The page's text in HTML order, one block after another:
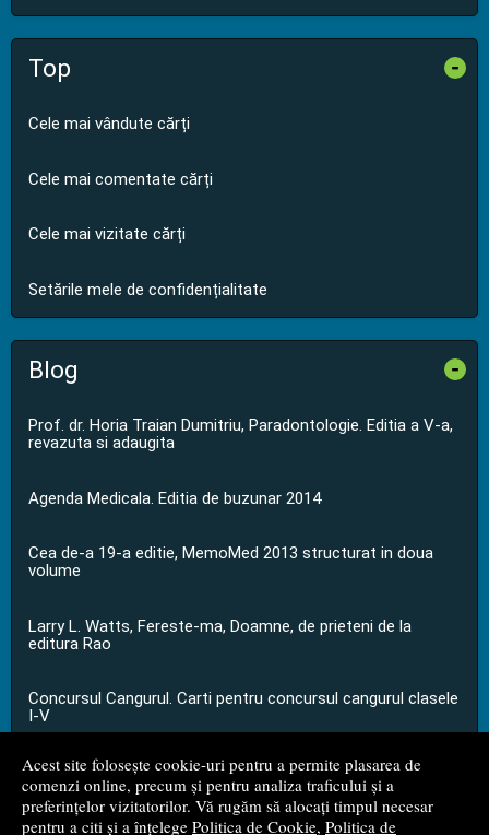
Acest site folosește cookie-uri pentru a permite plasarea de
comenzi online, precum și pentru analiza traficului și a
preferințelor vizitatorilor. Vă rugăm să alocați timpul necesar
pentru a citi și a înțelege Politica de Cookie, Politica de
Top -
Cele mai vândute cărți
Cele mai comentate cărți
Cele mai vizitate cărți
Setările mele de confidențialitate
Blog -
Prof. dr. Horia Traian Dumitriu, Paradontologie. Editia a V-a,
revazuta si adaugita
Agenda Medicala. Editia de buzunar 2014
Cea de-a 19-a editie, MemoMed 2013 structurat in doua
volume
Larry L. Watts, Fereste-ma, Doamne, de prieteni de la
editura Rao
Concursul Cangurul. Carti pentru concursul cangurul clasele
I-V
...toate știrile